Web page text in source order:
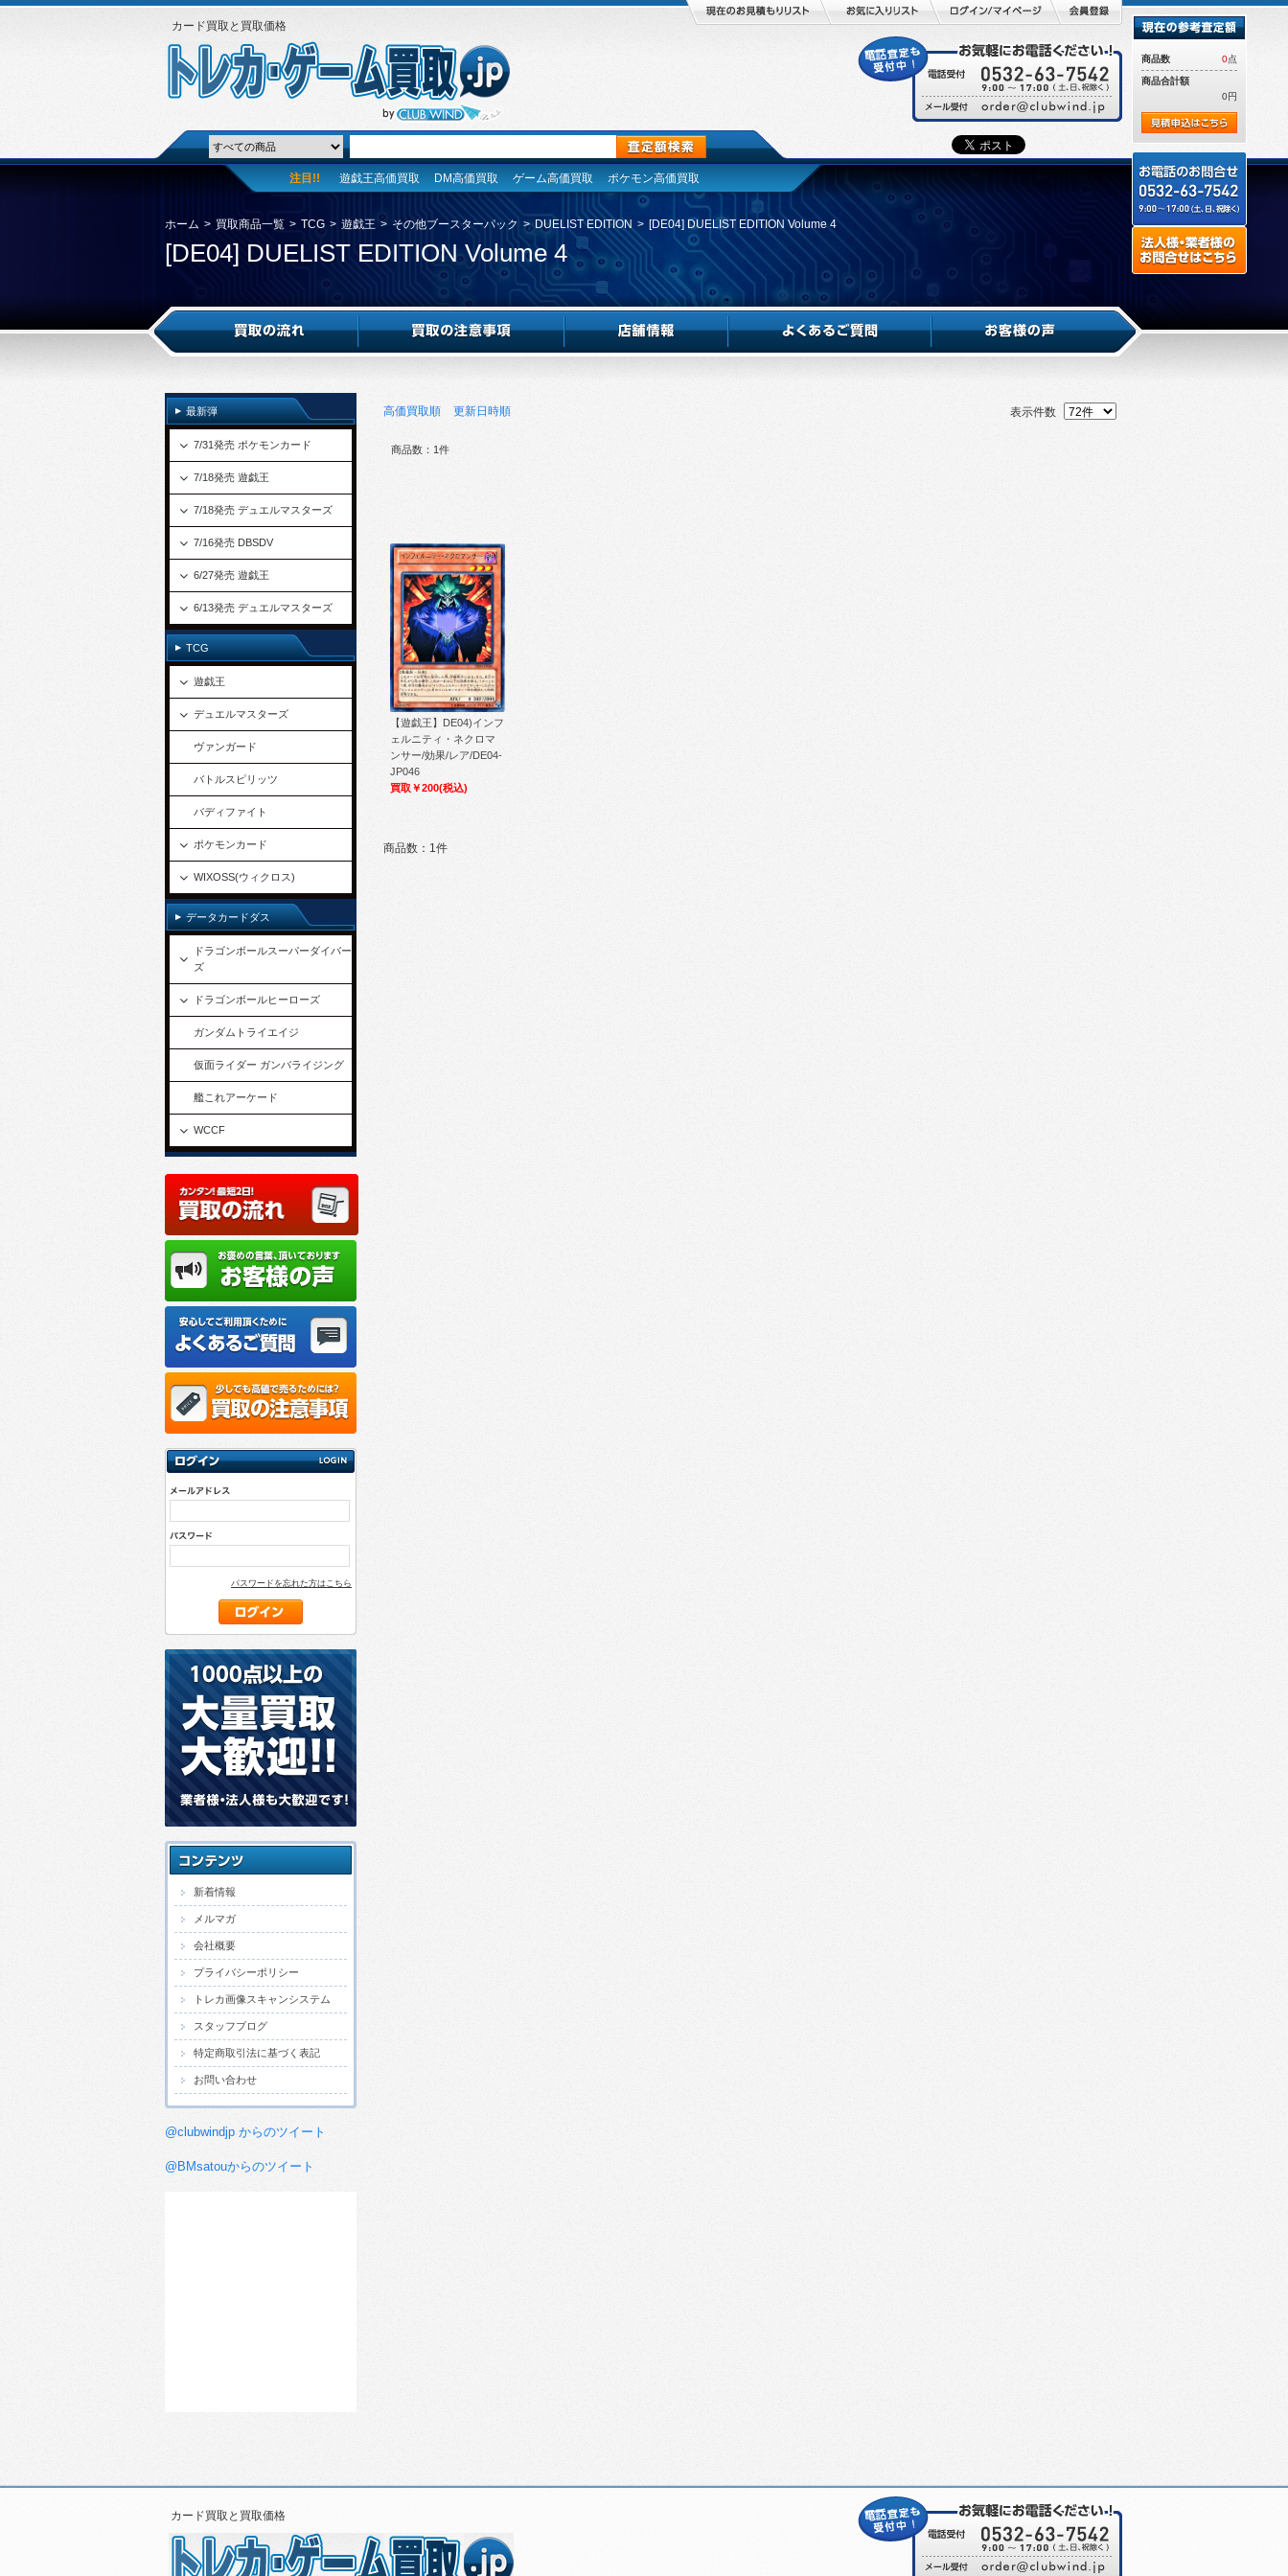
カード買取と買取価格
注目!! 遊戯王高価買取 DM高価買取 ゲーム高価買取 ポケモン高価買取
ホーム > 買取商品一覧 > TCG > 遊戯王 > その他ブースターパック > DUELIST EDITION > [DE04] DUELIST EDITION Volume 4
[DE04] DUELIST EDITION Volume 4
高価買取順 更新日時順 表示件数
商品数：1件
【遊戯王】DE04)インフ
ェルニティ・ネクロマ
ンサー/効果/レア/DE04-
JP046
買取￥200(税込)
商品数：1件
商品数 0点
商品合計額
0円
最新弾
7/31発売 ポケモンカード
7/18発売 遊戯王
7/18発売 デュエルマスターズ
7/16発売 DBSDV
6/27発売 遊戯王
6/13発売 デュエルマスターズ
TCG
遊戯王
デュエルマスターズ
ヴァンガード
バトルスピリッツ
バディファイト
ポケモンカード
WIXOSS(ウィクロス)
データカードダス
ドラゴンボールスーパーダイバー
ズ
ドラゴンボールヒーローズ
ガンダムトライエイジ
仮面ライダー ガンバライジング
艦これアーケード
WCCF
パスワードを忘れた方はこちら
新着情報
メルマガ
会社概要
プライバシーポリシー
トレカ画像スキャンシステム
スタッフブログ
特定商取引法に基づく表記
お問い合わせ
@clubwindjp からのツイート
@BMsatouからのツイート
カード買取と買取価格